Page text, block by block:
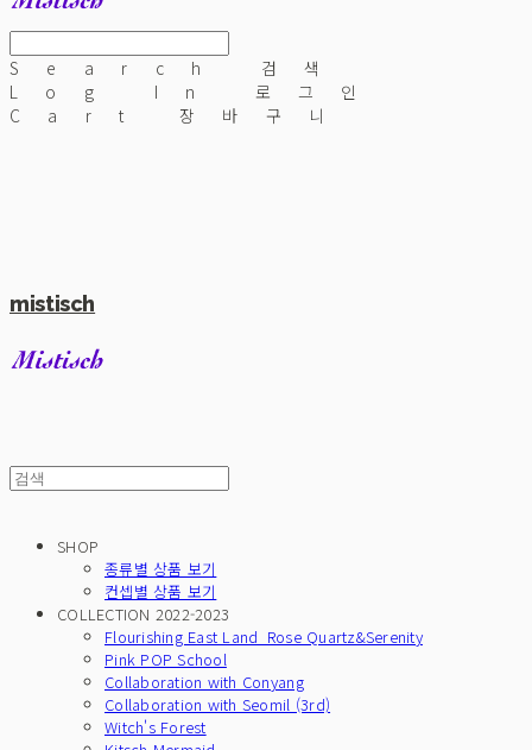
Search
검색
Log In
로그인
Cart
장바구니
mistisch
SHOP
종류별 상품 보기
컨셉별 상품 보기
COLLECTION 2022-2023
Flourishing East Land_Rose Quartz&Serenity
Pink POP School
Collaboration with Conyang
Collaboration with Seomil (3rd)
Witch's Forest